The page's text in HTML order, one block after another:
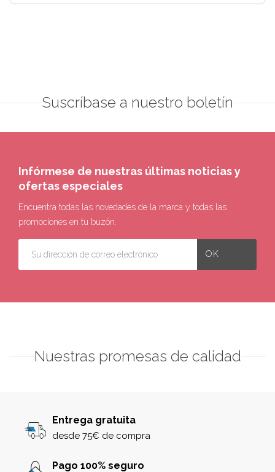
Suscríbase a nuestro boletín
Infórmese de nuestras últimas noticias y
ofertas especiales
Encuentra todas las novedades de la marca y todas las
promociones en tu buzón.
Nuestras promesas de calidad
Entrega gratuita
desde 75€ de compra
Pago 100% seguro